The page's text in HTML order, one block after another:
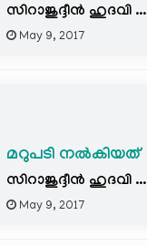
സിറാജുദ്ദീന്‍ ഹുദവി ...
May 9, 2017
മറുപടി നൽകിയത്
സിറാജുദ്ദീന്‍ ഹുദവി ...
May 9, 2017